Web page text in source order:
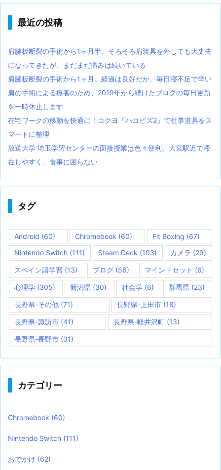
最近の投稿
肩腱板断裂の手術から1ヶ月半。そろそろ肩装具を外しても大丈夫
になってきたが、まだまだ痛みは続いている
肩腱板断裂の手術から1ヶ月。経過は良好だが、毎日寝不足で辛い
肩の手術による療養のため、2019年から続けたブログの毎日更新
を一時休止します
在宅ワークの移動を快適に！コクヨ「ハコビズ2」で仕事道具をス
マートに整理
放送大学 埼玉学習センターの面接授業は色々便利。大宮駅近で滞
在しやすく、食事に困らない
タグ
Android (60) Chromebook (60) Fit Boxing (67)
Nintendo Switch (111) Steam Deck (103) カメラ (29)
スペイン語学習 (13) ブログ (56) マインドセット (6)
心理学 (305) 新潟県 (30) 社会学(6) 群馬県 (23)
長野県-その他 (71) 長野県-上田市(18)
長野県-諏訪市 (41) 長野県-軽井沢町 (13)
長野県-長野市 (31)
カテゴリー
Chromebook (60)
Nintendo Switch (111)
おでかけ (62)